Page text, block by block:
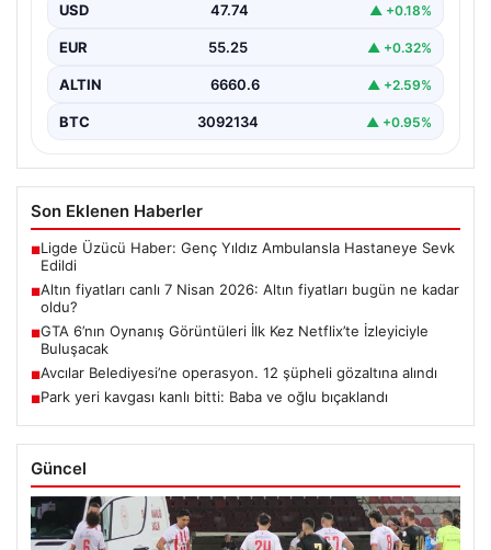
USD 47.74 ▲ +0.18%
EUR 55.25 ▲ +0.32%
ALTIN 6660.6 ▲ +2.59%
BTC 3092134 ▲ +0.95%
Son Eklenen Haberler
■Ligde Üzücü Haber: Genç Yıldız Ambulansla Hastaneye Sevk
Edildi
■Altın fiyatları canlı 7 Nisan 2026: Altın fiyatları bugün ne kadar
oldu?
■GTA 6’nın Oynanış Görüntüleri İlk Kez Netflix’te İzleyiciyle
Buluşacak
■Avcılar Belediyesi’ne operasyon. 12 şüpheli gözaltına alındı
■Park yeri kavgası kanlı bitti: Baba ve oğlu bıçaklandı
Güncel